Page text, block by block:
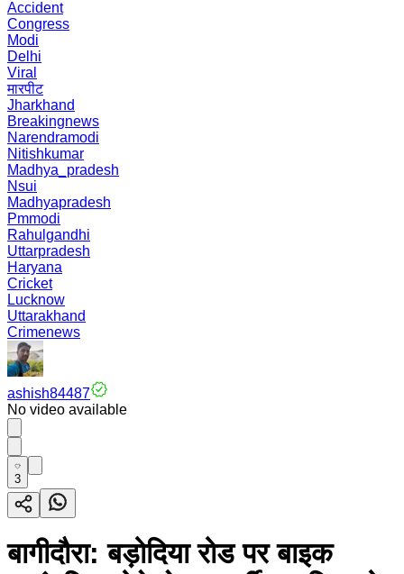
Accident
Congress
Modi
Delhi
Viral
मारपीट
Jharkhand
Breakingnews
Narendramodi
Nitishkumar
Madhya_pradesh
Nsui
Madhyapradesh
Pmmodi
Rahulgandhi
Uttarpradesh
Haryana
Cricket
Lucknow
Uttarakhand
Crimenews
ashish84487
No video available
3
बागीदौरा: बड़ोदिया रोड पर बाइक